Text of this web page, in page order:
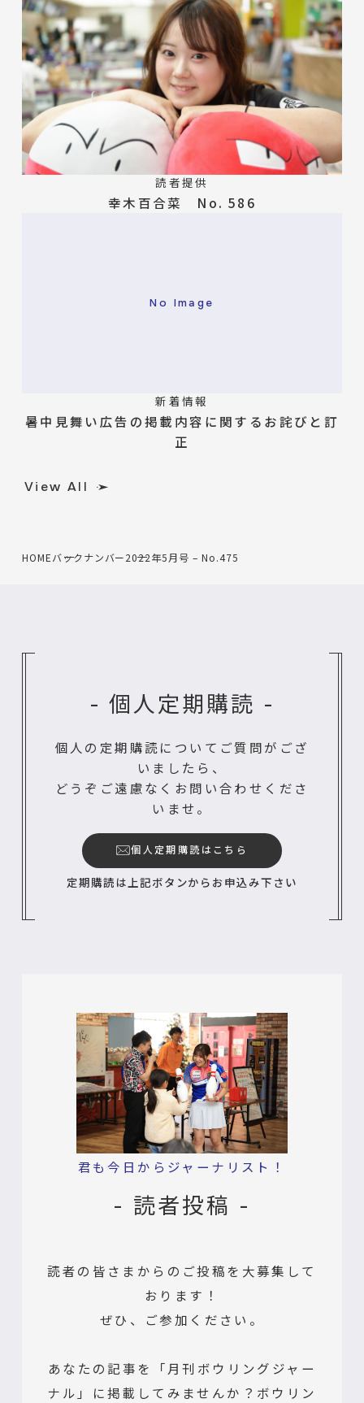
読者提供
幸木百合菜 No. 586
No Image
新着情報
暑中見舞い広告の掲載内容に関するお詫びと訂
正
View All
HOMEバックナンバー2022年5月号 – No.475
- 個人定期購読 -
個人の定期購読についてご質問がござ
いましたら、
どうぞご遠慮なくお問い合わせくださ
いませ。
個人定期購読はこちら
定期購読は上記ボタンからお申込み下さい
君も今日からジャーナリスト！
- 読者投稿 -
読者の皆さまからのご投稿を大募集して
おります！
ぜひ、ご参加ください。
あなたの記事を「月刊ボウリングジャー
ナル」に掲載してみませんか？ボウリン